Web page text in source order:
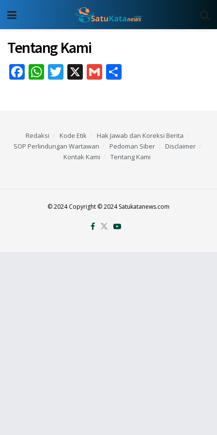
Tentang Kami
Facebook
WhatsApp
Twitter
X Gmail
Redaksi Kode Etik
Hak Jawab dan Koreksi Berita
SOP Perlindungan Wartawan
Pedoman Siber
Disclaimer
Kontak Kami
Tentang Kami
© 2024 Copyright © 2024 Satukatanews.com